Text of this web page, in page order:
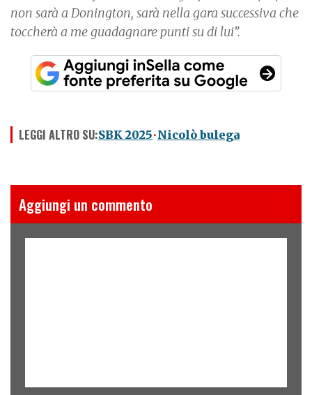
non sarà a Donington, sarà nella gara successiva che
toccherà a me guadagnare punti su di lui”.
LEGGI ALTRO SU:SBK 2025 Nicolò bulega
Aggiungi un commento